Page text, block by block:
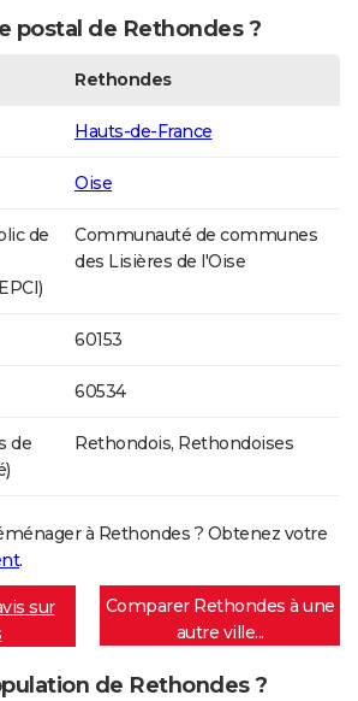
postal de Rethondes ?
Rethondes
Hauts-de-France
Oise
de
Communauté de communes
des Lisières de l'Oise
60153
60534
de
Rethondois, Rethondoises
à Rethondes ? Obtenez votre
.
sur
Comparer Rethondes à une
autre ville...
de Rethondes ?